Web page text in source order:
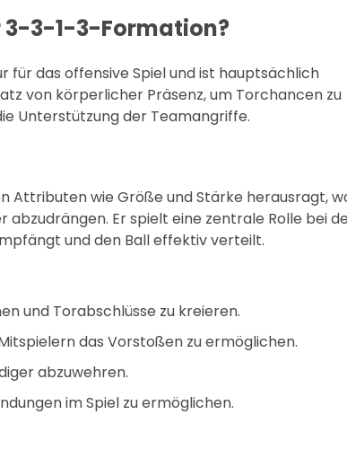
3-3-1-3-Formation?
das offensive Spiel und ist hauptsächlich
von körperlicher Präsenz, um Torchancen zu
Unterstützung der Teamangriffe.
Attributen wie Größe und Stärke herausragt,
Er spielt eine zentrale Rolle bei
und den Ball effektiv verteilt.
und Torabschlüsse zu kreieren.
das Vorstoßen zu ermöglichen.
abzuwehren.
im Spiel zu ermöglichen.